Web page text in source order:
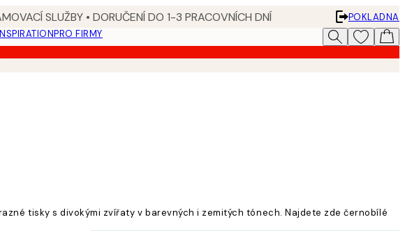
SLUŽBY • DORUČENÍ DO 1-3 PRACOVNÍCH DNÍ
POKLADNA
PRO FIRMY
tisky s divokými zvířaty v barevných i zemitých tónech. Najdete zde černobílé